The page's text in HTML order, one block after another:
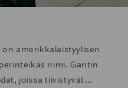
amerikkalaistyylisen
nimi. Gantin
joissa tiivistyvät